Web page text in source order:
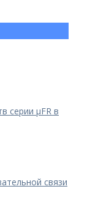
серии μFR в
связи